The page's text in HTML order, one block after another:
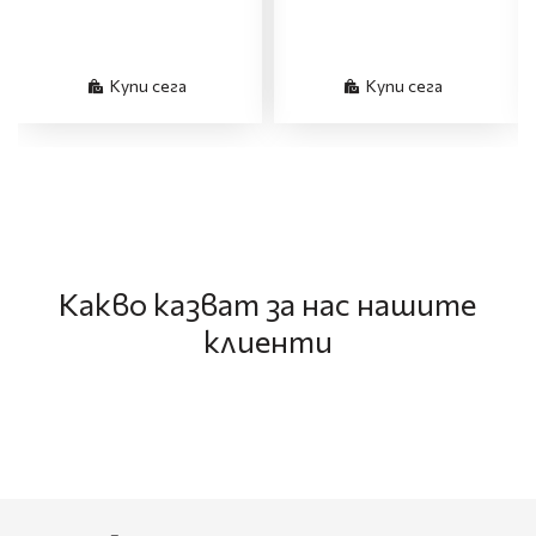
Купи сега Купи сега
Какво казват за нас нашите
клиенти